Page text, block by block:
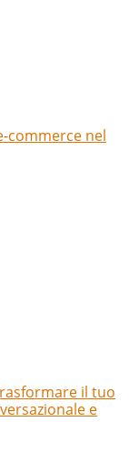
commerce nel
il tuo
e